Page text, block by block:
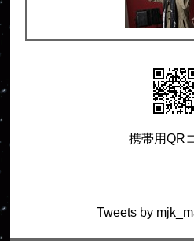
携帯用QR
Tweets by